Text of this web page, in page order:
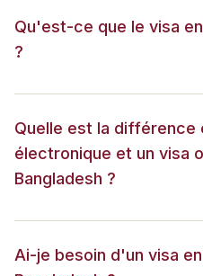
Qu'est-ce que le visa
?
Quelle est la différence
électronique et un visa
Bangladesh ?
Ai-je besoin d'un visa